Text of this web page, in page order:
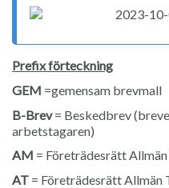
Prefix förteckning
GEM =gemensam brevmall
B-Brev= Beskedbrev
arbetstagaren)
AM = Företrädesrätt
AT = Företrädesrätt Allmän